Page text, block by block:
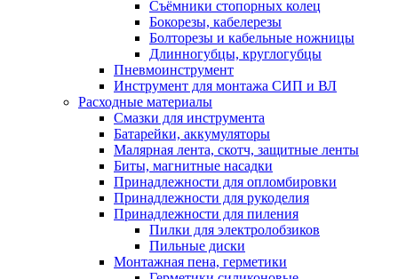
Съёмники стопорных колец
Бокорезы, кабелерезы
Болторезы и кабельные ножницы
Длинногубцы, круглогубцы
Пневмоинструмент
Инструмент для монтажа СИП и ВЛ
Расходные материалы
Смазки для инструмента
Батарейки, аккумуляторы
Малярная лента, скотч, защитные ленты
Биты, магнитные насадки
Принадлежности для опломбировки
Принадлежности для рукоделия
Принадлежности для пиления
Пилки для электролобзиков
Пильные диски
Монтажная пена, герметики